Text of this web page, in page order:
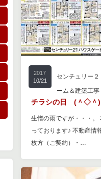
2017
10/21
センチュリー
ーム＆建築工事
チラシの日 (＾◇＾)
生憎の雨ですが・・・。
っております♪ 不動産情
枚方（ご契約）・…
2/26
ペット飼育可能マン
ちゃんも大好きな私にと
が有るのですが・・・